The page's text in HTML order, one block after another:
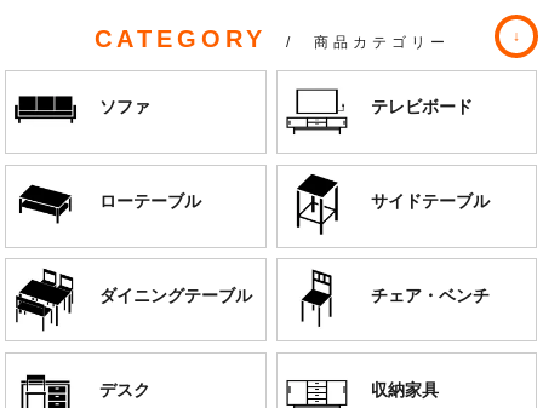
CATEGORY / 商品カテゴリー
ソファ テレビボード
ローテーブル サイドテーブル
ダイニングテーブル チェア・ベンチ
デスク 収納家具